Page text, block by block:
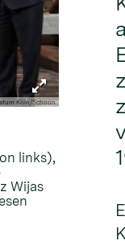
Köln/Schoon
links),
Wijas